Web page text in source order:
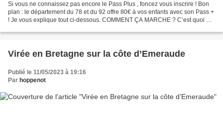
Si vous ne connaissez pas encore le Pass Plus , foncez vous inscrire ! Bon
plan : le département du 78 et du 92 offre 80€ à vos enfants avec son Pass +
! Je vous explique tout ci-dessous. COMMENT ÇA MARCHE ? C’est quoi ?
Virée en Bretagne sur la côte d’Emeraude
Publié le 11/05/2023 à 19:16
Par hoppenot